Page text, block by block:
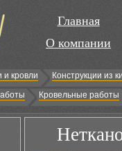
Главная
О компании
и кровли
Конструкции из
Кровельные работы